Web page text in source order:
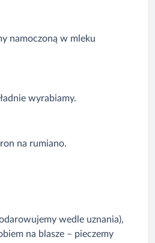
namoczoną w mleku
wyrabiamy.
na rumiano.
wedle uznania),
na blasze – pieczemy